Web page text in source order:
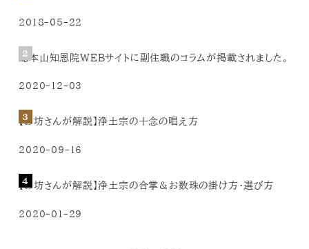
2018-05-22
総本山知恩院WEBサイトに副住職のコラムが掲載されました。
2020-12-03
【お坊さんが解説】浄土宗の十念の唱え方
2020-09-16
【お坊さんが解説】浄土宗の合掌＆お数珠の掛け方・選び方
2020-01-29